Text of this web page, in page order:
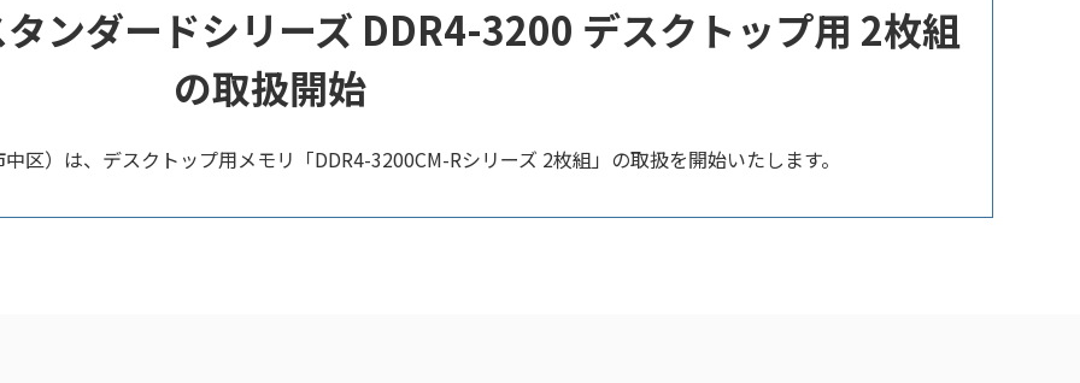
ンダードシリーズ DDR4-3200 デスクトップ用 2枚組
の取扱開始
区）は、デスクトップ用メモリ「DDR4-3200CM-Rシリーズ 2枚組」の取扱を開始いたします。